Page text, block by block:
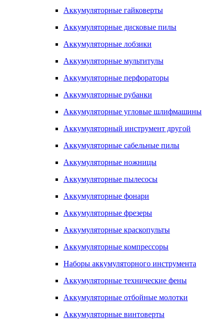
Аккумуляторные гайковерты
Аккумуляторные дисковые пилы
Аккумуляторные лобзики
Аккумуляторные мультитулы
Аккумуляторные перфораторы
Аккумуляторные рубанки
Аккумуляторные угловые шлифмашины
Аккумуляторный инструмент другой
Аккумуляторные сабельные пилы
Аккумуляторные ножницы
Аккумуляторные пылесосы
Аккумуляторные фонари
Аккумуляторные фрезеры
Аккумуляторные краскопульты
Аккумуляторные компрессоры
Наборы аккумуляторного инструмента
Аккумуляторные технические фены
Аккумуляторные отбойные молотки
Аккумуляторные винтоверты